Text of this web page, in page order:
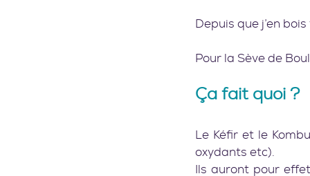
Depuis que j’en
Pour la Sève de
Ça fait quoi
Le Kéfir et le
oxydants etc).
Ils auront pour